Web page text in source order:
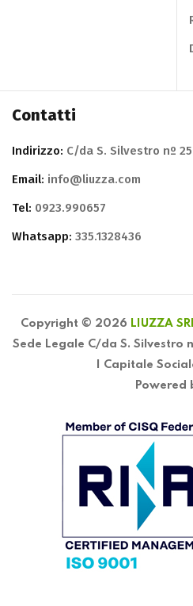
Contatti
Indirizzo: C/da S. Silvestro nº
Email: info@liuzza.com
Tel: 0923.990657
Whatsapp: 335.1328436
Copyright © 2026 LIUZZA
Sede Legale C/da S. Silvestro
| Capitale
Powered